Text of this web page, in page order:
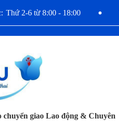
Thứ 2-6 từ 8:00 - 18:00
giao Lao động & Chuyên